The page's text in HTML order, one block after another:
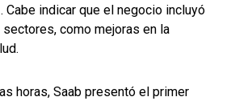
Cabe indicar que el negocio incluyó
como mejoras en la
horas, Saab presentó el primer